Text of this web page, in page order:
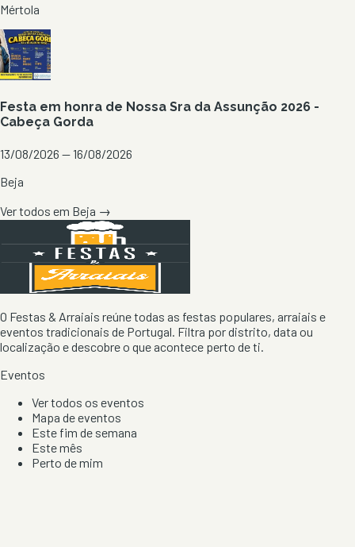
Mértola
Festa em honra de Nossa Sra da Assunção 2026 -
Cabeça Gorda
13/08/2026 — 16/08/2026
Beja
Ver todos em Beja →
O Festas & Arraiais reúne todas as festas populares, arraiais e
eventos tradicionais de Portugal. Filtra por distrito, data ou
localização e descobre o que acontece perto de ti.
Eventos
Ver todos os eventos
Mapa de eventos
Este fim de semana
Este mês
Perto de mim